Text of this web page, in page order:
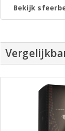
Bekijk